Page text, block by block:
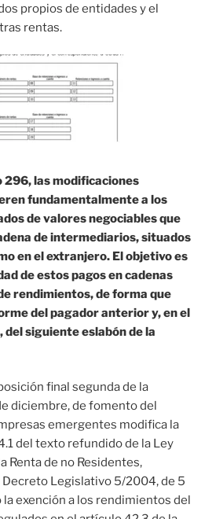
propios de entidades y el
rentas.
296, las modificaciones
fundamentalmente a los
de valores negociables que
de intermediarios, situados
en el extranjero. El objetivo es
de estos pagos en cadenas
rendimientos, de forma que
del pagador anterior y, en el
del siguiente eslabón de la
final segunda de la
diciembre, de fomento del
emergentes modifica la
del texto refundido de la Ley
Renta de no Residentes,
Decreto Legislativo 5/2004, de 5
la exención a los rendimientos del